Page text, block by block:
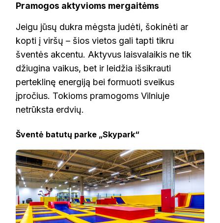
Pramogos aktyvioms mergaitėms
Jeigu jūsų dukra mėgsta judėti, šokinėti ar
kopti į viršų – šios vietos gali tapti tikru
šventės akcentu. Aktyvus laisvalaikis ne tik
džiugina vaikus, bet ir leidžia išsikrauti
perteklinę energiją bei formuoti sveikus
įpročius. Tokioms pramogoms Vilniuje
netrūksta erdvių.
Šventė batutų parke „Skypark“